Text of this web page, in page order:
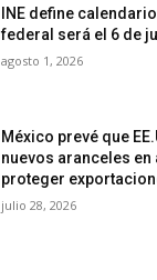
INE define
federal será el 6 de
agosto 1, 2026
México prevé que
nuevos aranceles
proteger
julio 28, 2026